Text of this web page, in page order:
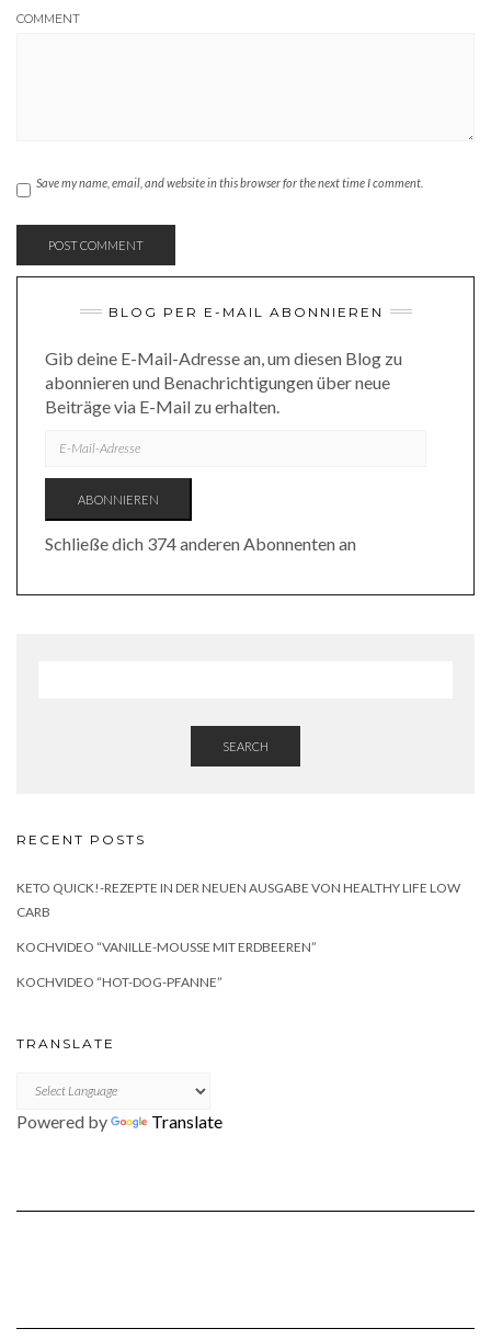
COMMENT
Save my name, email, and website in this browser for the next time I comment.
BLOG PER E-MAIL ABONNIEREN
Gib deine E-Mail-Adresse an, um diesen Blog zu
abonnieren und Benachrichtigungen über neue
Beiträge via E-Mail zu erhalten.
MAIL-
ABONNIEREN
Schließe dich 374 anderen Abonnenten an
SEARCH
RECENT POSTS
KETO QUICK!-REZEPTE IN DER NEUEN AUSGABE VON HEALTHY LIFE LOW
CARB
KOCHVIDEO “VANILLE-MOUSSE MIT ERDBEEREN”
KOCHVIDEO “HOT-DOG-PFANNE”
TRANSLATE
Powered by Translate